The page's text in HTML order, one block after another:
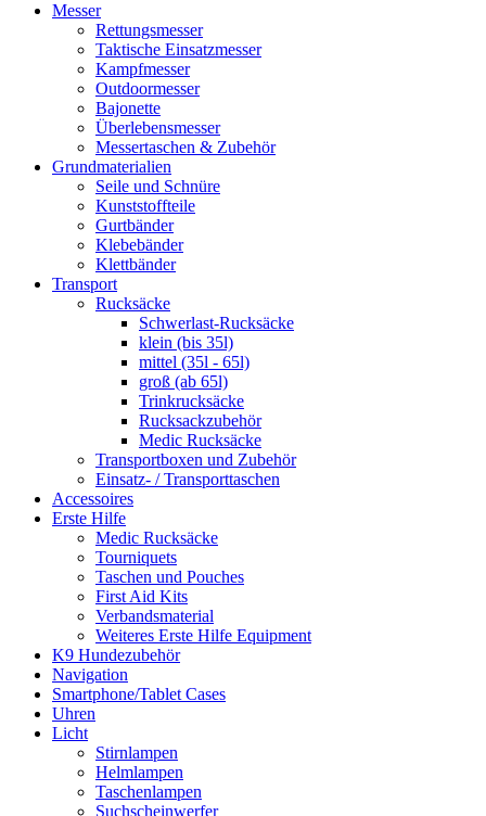
Messer
Rettungsmesser
Taktische Einsatzmesser
Kampfmesser
Outdoormesser
Bajonette
Überlebensmesser
Messertaschen & Zubehör
Grundmaterialien
Seile und Schnüre
Kunststoffteile
Gurtbänder
Klebebänder
Klettbänder
Transport
Rucksäcke
Schwerlast-Rucksäcke
klein (bis 35l)
mittel (35l - 65l)
groß (ab 65l)
Trinkrucksäcke
Rucksackzubehör
Medic Rucksäcke
Transportboxen und Zubehör
Einsatz- / Transporttaschen
Accessoires
Erste Hilfe
Medic Rucksäcke
Tourniquets
Taschen und Pouches
First Aid Kits
Verbandsmaterial
Weiteres Erste Hilfe Equipment
K9 Hundezubehör
Navigation
Smartphone/Tablet Cases
Uhren
Licht
Stirnlampen
Helmlampen
Taschenlampen
Suchscheinwerfer